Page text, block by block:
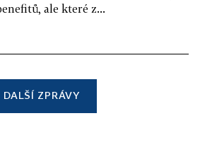
ale které z...
DALŠÍ ZPRÁVY